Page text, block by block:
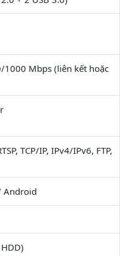
Mbps (liên kết hoặc
TCP/IP, IPv4/IPv6, FTP,
Android